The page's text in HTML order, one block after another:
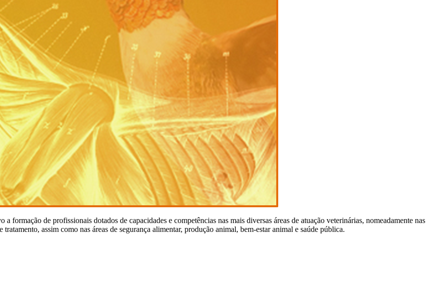
formação de profissionais dotados de capacidades e competências nas mais diversas áreas de atuação veterinárias, nomeadamente nas
assim como nas áreas de segurança alimentar, produção animal, bem-estar animal e saúde pública.